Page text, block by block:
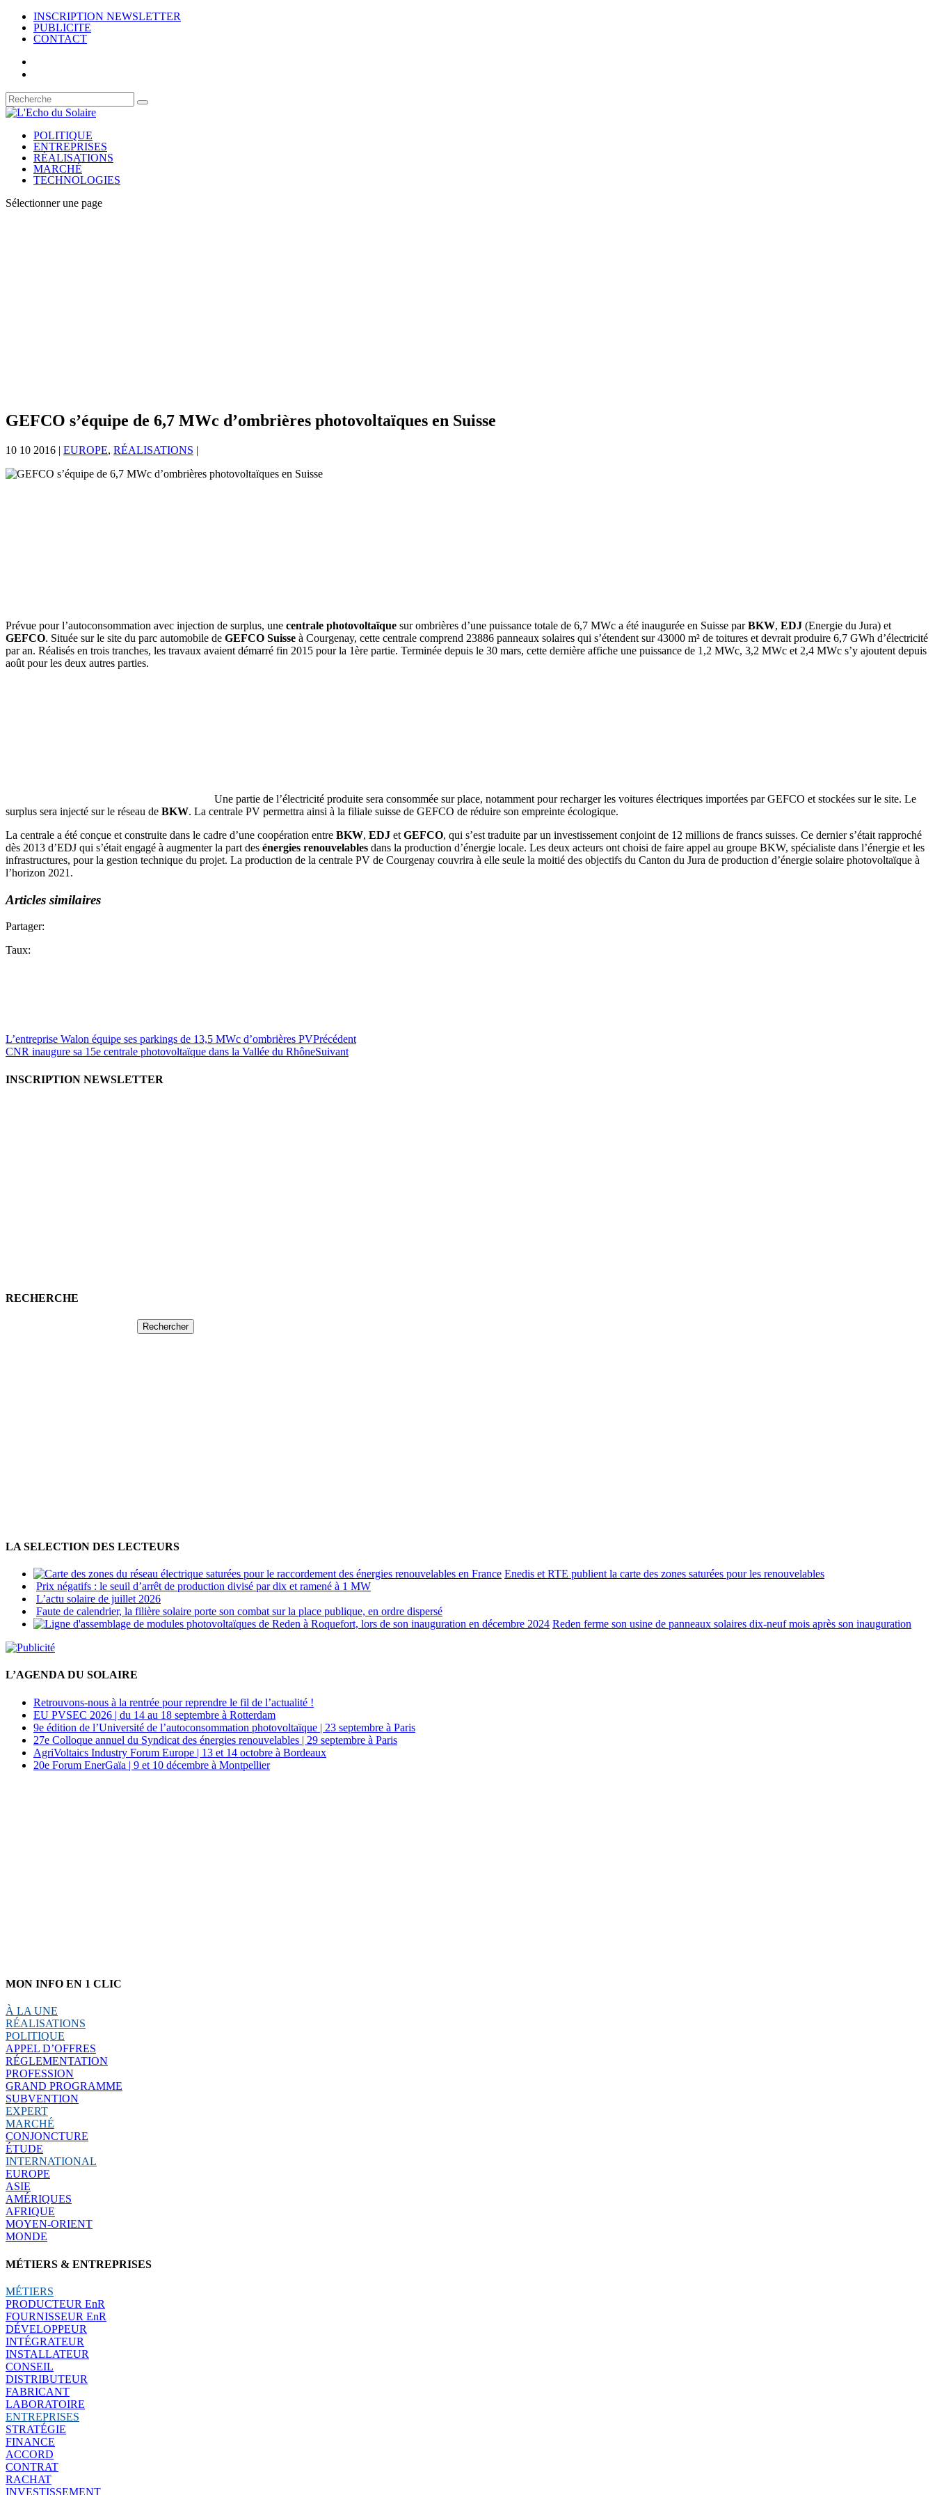
INSCRIPTION NEWSLETTER
PUBLICITE
CONTACT
POLITIQUE
ENTREPRISES
RÉALISATIONS
MARCHÉ
TECHNOLOGIES
Sélectionner une page
GEFCO s’équipe de 6,7 MWc d’ombrières photovoltaïques en Suisse
10 10 2016 | EUROPE, RÉALISATIONS |
Prévue pour l’autoconsommation avec injection de surplus, une centrale photovoltaïque sur ombrières d’une puissance totale de 6,7 MWc a été inaugurée en Suisse parBKW, EDJ (Energie du Jura) et
GEFCO. Située sur le site du parc automobile de GEFCO Suisse à Courgenay, cette centrale comprend 23886 panneaux solaires qui s’étendent sur 43000 m² de toitures et devrait produire 6,7 GWh d’électricité
par an. Réalisés en trois tranches, les travaux avaient démarré fin 2015 pour la 1ère partie. Terminée depuis le 30 mars, cette dernière affiche une puissance de 1,2 MWc, 3,2 MWc et 2,4 MWc s’y ajoutent depuis
août pour les deux autres parties.
Une partie de l’électricité produite sera consommée sur place, notamment pour recharger les voitures électriques importées par GEFCO et stockées sur le site. Le
surplus sera injecté sur le réseau de BKW. La centrale PV permettra ainsi à la filiale suisse de GEFCO de réduire son empreinte écologique.
La centrale a été conçue et construite dans le cadre d’une coopération entre BKW, EDJ et GEFCO, qui s’est traduite par un investissement conjoint de 12 millions de francs suisses. Ce dernier s’était rapproché
dès 2013 d’EDJ qui s’était engagé à augmenter la part des énergies renouvelables dans la production d’énergie locale. Les deux acteurs ont choisi de faire appel au groupe BKW, spécialiste dans l’énergie et les
infrastructures, pour la gestion technique du projet. La production de la centrale PV de Courgenay couvrira à elle seule la moitié des objectifs du Canton du Jura de production d’énergie solaire photovoltaïque à
l’horizon 2021.
Articles similaires
Partager:
Taux:
L’entreprise Walon équipe ses parkings de 13,5 MWc d’ombrières PVPrécédent
CNR inaugure sa 15e centrale photovoltaïque dans la Vallée du RhôneSuivant
INSCRIPTION NEWSLETTER
RECHERCHE
LA SELECTION DES LECTEURS
Enedis et RTE publient la carte des zones saturées pour les renouvelables
Prix négatifs : le seuil d’arrêt de production divisé par dix et ramené à 1 MW
L’actu solaire de juillet 2026
Faute de calendrier, la filière solaire porte son combat sur la place publique, en ordre dispersé
Reden ferme son usine de panneaux solaires dix-neuf mois après son inauguration
L’AGENDA DU SOLAIRE
Retrouvons-nous à la rentrée pour reprendre le fil de l’actualité !
EU PVSEC 2026 | du 14 au 18 septembre à Rotterdam
9e édition de l’Université de l’autoconsommation photovoltaïque | 23 septembre à Paris
27e Colloque annuel du Syndicat des énergies renouvelables | 29 septembre à Paris
AgriVoltaics Industry Forum Europe | 13 et 14 octobre à Bordeaux
20e Forum EnerGaïa | 9 et 10 décembre à Montpellier
MON INFO EN 1 CLIC
À LA UNE
RÉALISATIONS
POLITIQUE
APPEL D’OFFRES
RÉGLEMENTATION
PROFESSION
GRAND PROGRAMME
SUBVENTION
EXPERT
MARCHÉ
CONJONCTURE
ÉTUDE
INTERNATIONAL
EUROPE
ASIE
AMÉRIQUES
AFRIQUE
MOYEN-ORIENT
MONDE
MÉTIERS & ENTREPRISES
MÉTIERS
PRODUCTEUR EnR
FOURNISSEUR EnR
DÉVELOPPEUR
INTÉGRATEUR
INSTALLATEUR
CONSEIL
DISTRIBUTEUR
FABRICANT
LABORATOIRE
ENTREPRISES
STRATÉGIE
FINANCE
ACCORD
CONTRAT
RACHAT
INVESTISSEMENT